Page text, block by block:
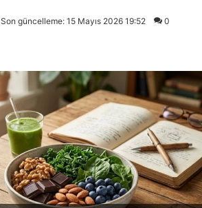
Son güncelleme: 15 Mayıs 2026 19:52 0